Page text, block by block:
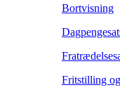
Bortvisning
Fritstilling